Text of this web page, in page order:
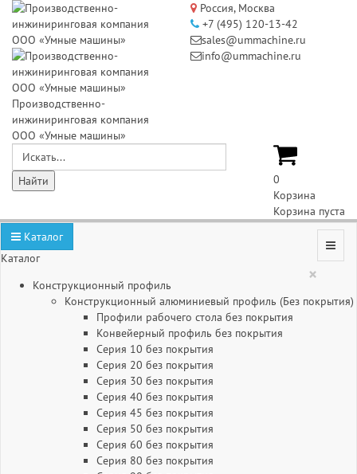
Производственно-
инжиниринговая компания
ООО «Умные машины»
Россия, Москва
+7 (495) 120-13-42
sales@ummachine.ru
info@ummachine.ru
0
Корзина
Корзина пуста
Каталог
Каталог
×
Конструкционный профиль
Конструкционный алюминиевый профиль (Без покрытия)
Профили рабочего стола без покрытия
Конвейерный профиль без покрытия
Серия 10 без покрытия
Серия 20 без покрытия
Серия 30 без покрытия
Серия 40 без покрытия
Серия 45 без покрытия
Серия 50 без покрытия
Серия 60 без покрытия
Серия 80 без покрытия